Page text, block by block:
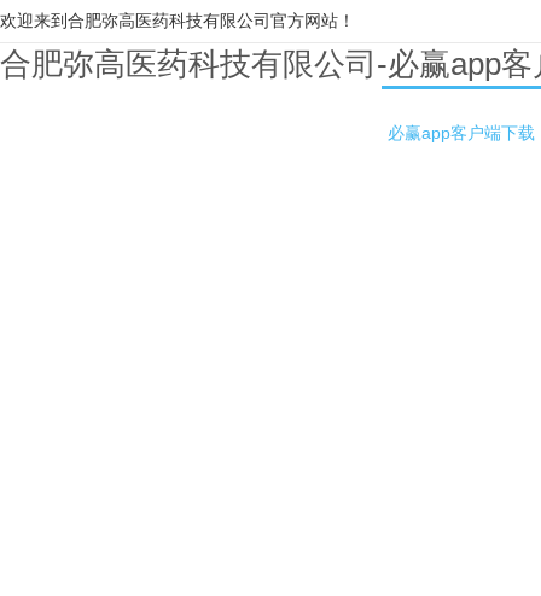
欢迎来到合肥弥高医药科技有限公司官方网站！
合肥弥高医药科技有限公司-必赢app
必赢app客户端下载